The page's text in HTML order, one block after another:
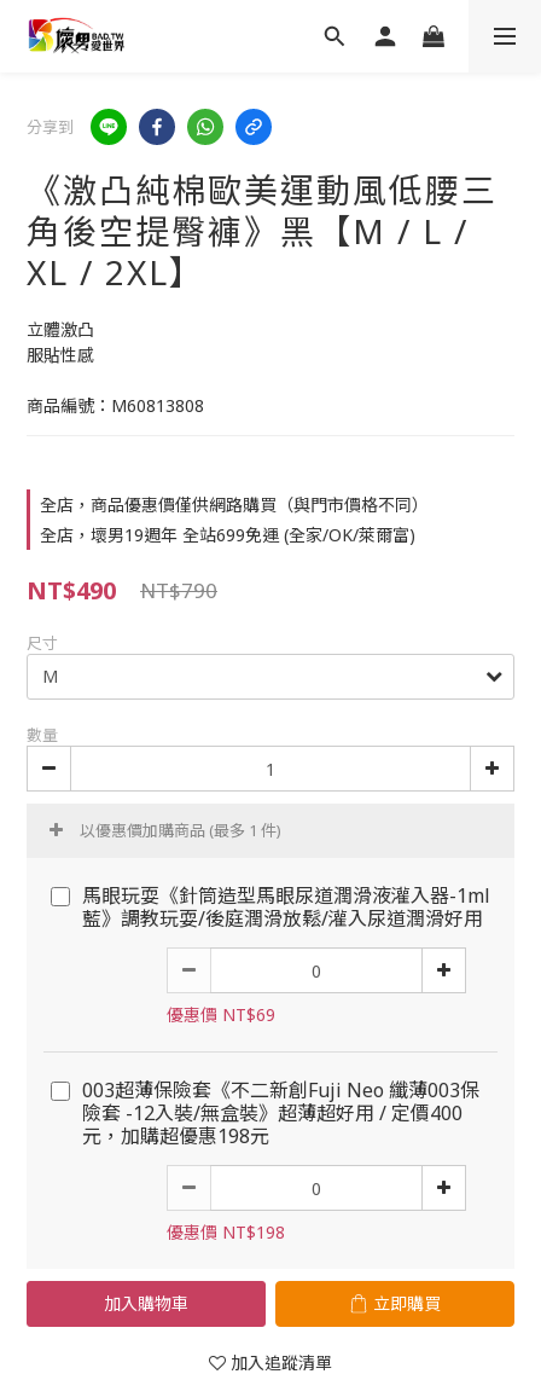
分享到
《激凸純棉歐美運動風低腰三
角後空提臀褲》黑【M / L /
XL / 2XL】
立體激凸
服貼性感
商品編號：M60813808
全店，商品優惠價僅供網路購買（與門市價格不同）
全店，壞男19週年 全站699免運 (全家/OK/萊爾富)
NT$490 NT$790
尺寸
數量
以優惠價加購商品 (最多 1 件)
馬眼玩耍《針筒造型馬眼尿道潤滑液灌入器-1ml
藍》調教玩耍/後庭潤滑放鬆/灌入尿道潤滑好用
優惠價 NT$69
003超薄保險套《不二新創Fuji Neo 纖薄003保
險套 -12入裝/無盒裝》超薄超好用 / 定價400
元，加購超優惠198元
優惠價 NT$198
加入購物車 立即購買
加入追蹤清單